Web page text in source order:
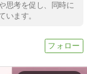
思考を促し、同時に
ます。